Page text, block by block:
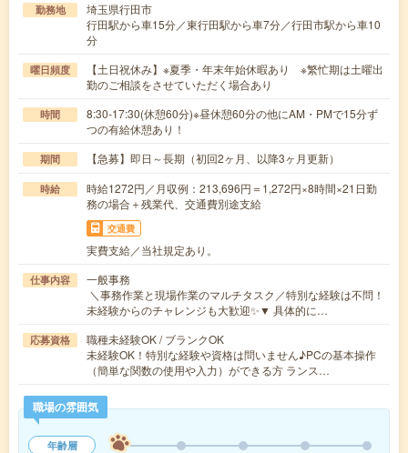
勤務地
埼玉県行田市
行田駅から車15分／東行田駅から車7分／行田市駅から車10
分
曜日頻度
【土日祝休み】※夏季・年末年始休暇あり ※繁忙期は土曜出
勤のご相談をさせていただく場合あり
時間
8:30-17:30(休憩60分)※昼休憩60分の他にAM・PMで15分ず
つの有給休憩あり！
期間 【急募】即日～長期（初回2ヶ月、以降3ヶ月更新）
時給
時給1272円／月収例：213,696円＝1,272円×8時間×21日勤
務の場合＋残業代、交通費別途支給
交通費
実費支給／当社規定あり。
仕事内容
一般事務
＼事務作業と現場作業のマルチタスク／特別な経験は不問！
未経験からのチャレンジも大歓迎✨▼ 具体的に…
応募資格
職種未経験OK / ブランクOK
未経験OK！特別な経験や資格は問いません♪PCの基本操作
（簡単な関数の使用や入力）ができる方 ランス…
職場の雰囲気
年齢層